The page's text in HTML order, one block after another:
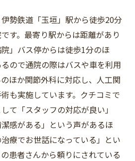
勢鉄道「玉垣」駅から徒歩20分
す。最寄り駅からは距離があり
」バス停からは徒歩1分のほ
ので通院の際はバスや車を利用
ほか関節外科に対応し、人工関
も実施しています。クチコミで
て「スタッフの対応が良い」
潔感がある」という声があるほ
療でお世話になっている」とい
患者さんから頼りにされている